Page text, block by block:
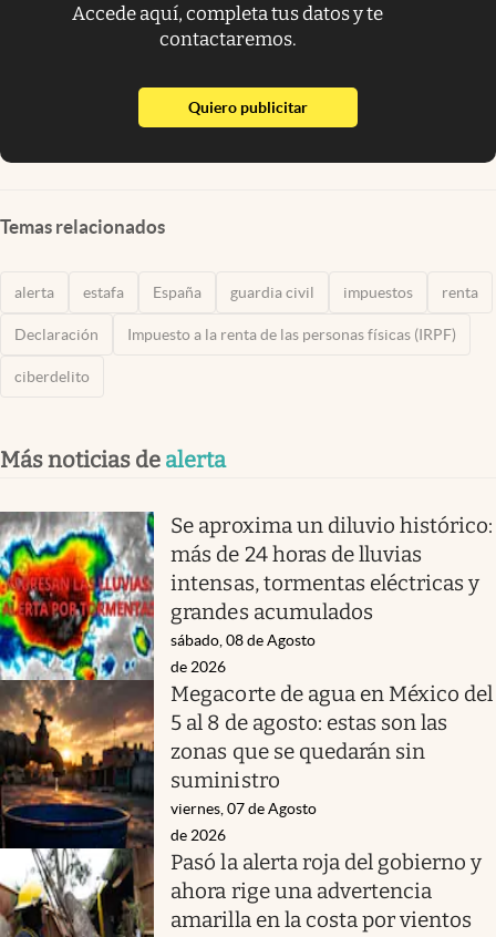
Accede aquí, completa tus datos y te
contactaremos.
Quiero publicitarabre en nueva pestaña
Temas relacionados
alerta estafa España guardia civil impuestos renta
Declaración Impuesto a la renta de las personas físicas (IRPF)
ciberdelito
Más noticias de alerta
Se aproxima un diluvio histórico:
más de 24 horas de lluvias
intensas, tormentas eléctricas y
grandes acumulados
sábado, 08 de Agosto
de 2026
Megacorte de agua en México del
5 al 8 de agosto: estas son las
zonas que se quedarán sin
suministro
viernes, 07 de Agosto
de 2026
Pasó la alerta roja del gobierno y
ahora rige una advertencia
amarilla en la costa por vientos